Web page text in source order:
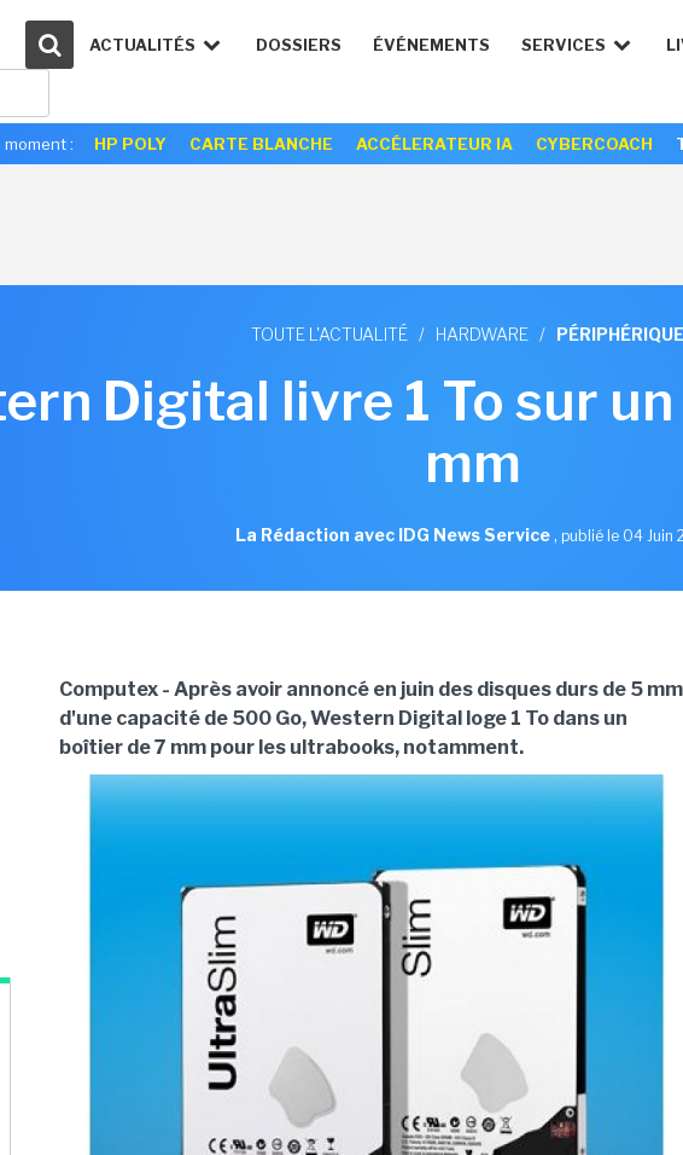
ACTUALITÉS DOSSIERS ÉVÉNEMENTS SERVICES
moment : HP POLY CARTE BLANCHE ACCÉLERATEUR IA CYBERCOACH
TOUTE L'ACTUALITÉ / HARDWARE /
Digital livre 1 To sur
mm
La Rédaction avec IDG News Service, publié le 04 Juin
Computex - Après avoir annoncé en juin des disques durs de 5 mm
d'une capacité de 500 Go, Western Digital loge 1 To dans un
boîtier de 7 mm pour les ultrabooks, notamment.